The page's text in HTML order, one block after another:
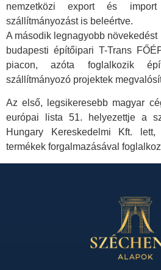
nemzetközi export és
szállítmányozást is beleértve.
A második legnagyobb
budapesti építőipari T-Trans
piacon, azóta foglalkozik
szállítmányozó projektek
Az első, legsikeresebb magyar
európai lista 51. helyezettje a
Hungary Kereskedelmi Kft. lett,
termékek forgalmazásával